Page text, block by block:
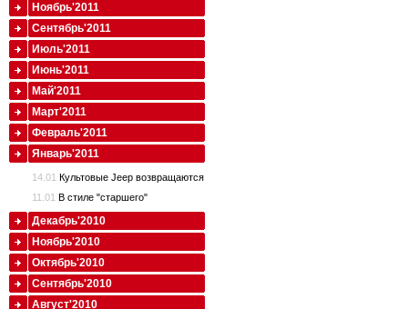
Ноябрь'2011
Сентябрь'2011
Июль'2011
Июнь'2011
Май'2011
Март'2011
Февраль'2011
Январь'2011
14.01 Культовые Jeep возвращаются
11.01 В стиле "старшего"
Декабрь'2010
Ноябрь'2010
Октябрь'2010
Сентябрь'2010
Август'2010